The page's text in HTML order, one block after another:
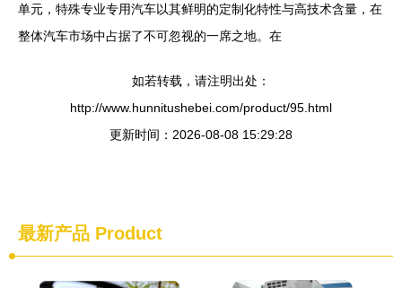
单元，特殊专业专用汽车以其鲜明的定制化特性与高技术含量，在
整体汽车市场中占据了不可忽视的一席之地。在
如若转载，请注明出处：
http://www.hunnitushebei.com/product/95.html
更新时间：2026-08-08 15:29:28
最新产品 Product